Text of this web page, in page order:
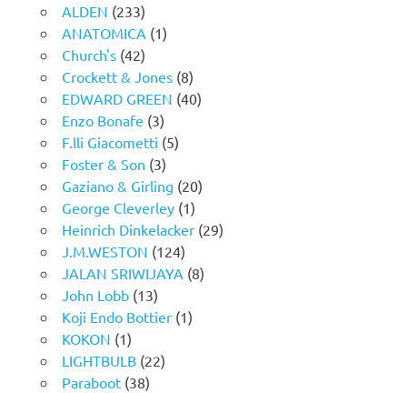
ALDEN (233)
ANATOMICA (1)
Church's(42)
Crockett & Jones(8)
EDWARD GREEN (40)
Enzo Bonafe (3)
F.lli Giacometti (5)
Foster & Son (3)
Gaziano & Girling (20)
George Cleverley(1)
Heinrich Dinkelacker(29)
J.M.WESTON (124)
JALAN SRIWIJAYA (8)
John Lobb(13)
Koji Endo Bottier(1)
KOKON (1)
LIGHTBULB(22)
Paraboot(38)